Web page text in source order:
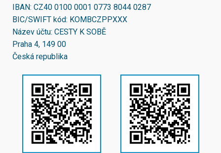
IBAN: CZ40 0100 0001 0773 8044 0287
BIC/SWIFT kód: KOMBCZPPXXX
Název účtu: CESTY K SOBĚ
Praha 4, 149 00
Česká republika